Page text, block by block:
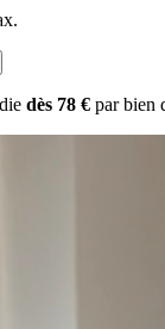
dès 78 € par bien